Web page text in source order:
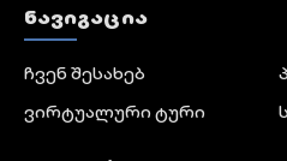
ᲜᲐᲕᲘᲒᲐᲪᲘᲐ
ჩვენ შესახებ
ვირტუალური ტური